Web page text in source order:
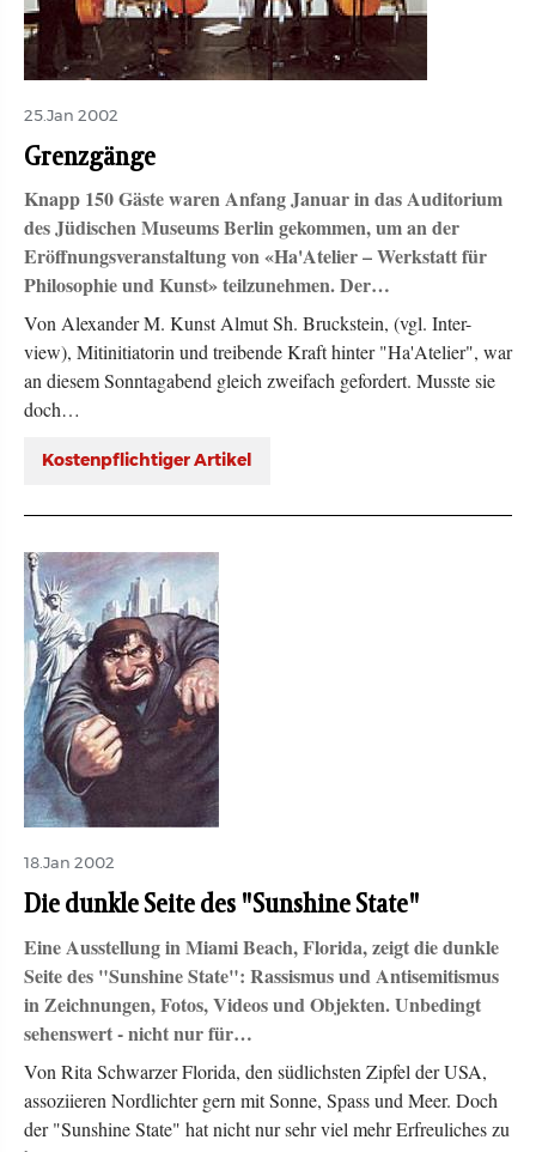
25.Jan 2002
Grenzgänge
Knapp 150 Gäste waren Anfang Januar in das Auditorium
des Jüdischen Museums Berlin gekommen, um an der
Eröffnungsveranstaltung von «Ha'Atelier – Werkstatt für
Philosophie und Kunst» teilzunehmen. Der…
Von Alexander M. Kunst Almut Sh. Bruckstein, (vgl. Inter-
view), Mitinitiatorin und treibende Kraft hinter "Ha'Atelier", war
an diesem Sonntagabend gleich zweifach gefordert. Musste sie
doch…
Kostenpflichtiger Artikel
18.Jan 2002
Die dunkle Seite des "Sunshine State"
Eine Ausstellung in Miami Beach, Florida, zeigt die dunkle
Seite des "Sunshine State": Rassismus und Antisemitismus
in Zeichnungen, Fotos, Videos und Objekten. Unbedingt
sehenswert - nicht nur für…
Von Rita Schwarzer Florida, den südlichsten Zipfel der USA,
assoziieren Nordlichter gern mit Sonne, Spass und Meer. Doch
der "Sunshine State" hat nicht nur sehr viel mehr Erfreuliches zu